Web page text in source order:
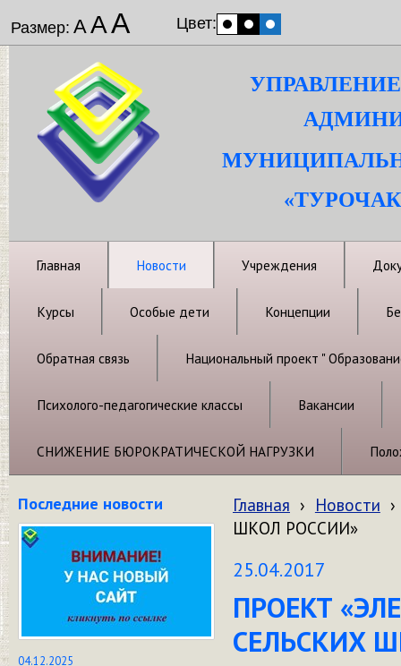
Размер: ААА Цвет:
Главная Новости Учреждения
Курсы Особые дети Концепции
Обратная связь Национальный проект "
Психолого-педагогические классы Вакансии
СНИЖЕНИЕ БЮРОКРАТИЧЕСКОЙ НАГРУЗКИ
Последние новости
04.12.2025
Главная › Новости ›
ШКОЛ РОССИИ»
25.04.2017
ПРОЕКТ
СЕЛЬСКИХ